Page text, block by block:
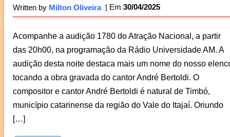
Written by Milton Oliveira 30/04/2025
Acompanhe a audição 1780 do Atração Nacional, a partir
das 20h00, na programação da Rádio Universidade AM. A
audição desta noite destaca mais um nome do nosso
tocando a obra gravada do cantor André Bertoldi. O
compositor e cantor André Bertoldi é natural de Timbó,
município catarinense da região do Vale do Itajaí. Oriundo
[…]